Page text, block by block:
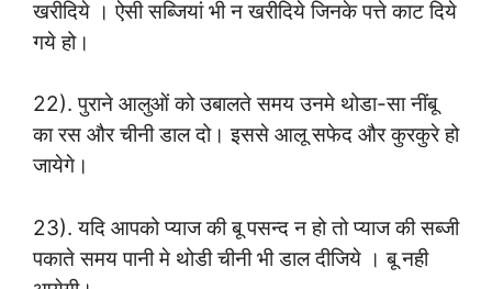
खरीदिये । ऐसी सब्जियां भी न खरीदिये जिनके पत्ते काट दिये
गये हो।
22). पुराने आलुओं को उबालते समय उनमे थोडा-सा नींबू
का रस और चीनी डाल दो। इससे आलू सफेद और कुरकुरे हो
जायेगे।
23). यदि आपको प्याज की बू पसन्द न हो तो प्याज की सब्जी
पकाते समय पानी मे थोडी चीनी भी डाल दीजिये । बू नही